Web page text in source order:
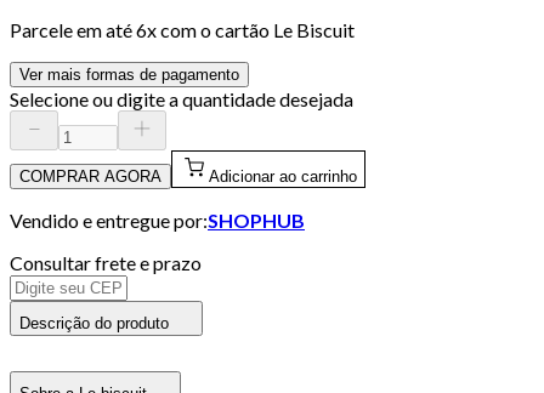
Parcele em até6x com o cartão Le Biscuit
Ver mais formas de pagamento
Selecione ou digite a quantidade desejada
COMPRAR AGORA Adicionar ao carrinho
Vendido e entregue por:SHOPHUB
Consultar frete e prazo
Descrição do produto